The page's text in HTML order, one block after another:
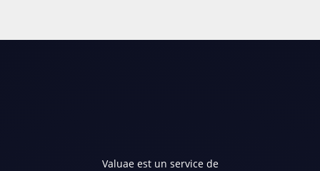
Valuae est un service de